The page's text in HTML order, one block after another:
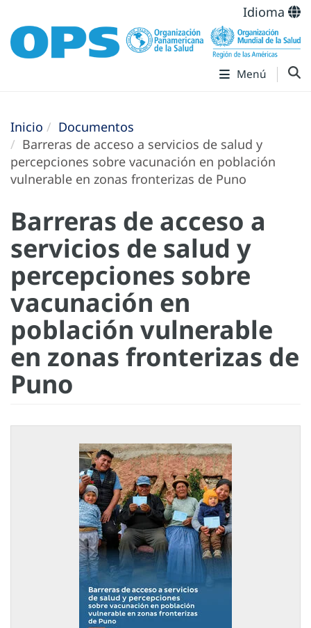
Idioma
Menú
Inicio
Documentos
Barreras de acceso a servicios de salud y
percepciones sobre vacunación en población
vulnerable en zonas fronterizas de Puno
Barreras de acceso a
servicios de salud y
percepciones sobre
vacunación en
población vulnerable
en zonas fronterizas de
Puno